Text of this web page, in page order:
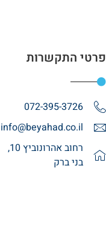
פרטי התקשרות
072-395-3726
info@beyahad.co.il
רחוב אהרונוביץ 10,
בני ברק